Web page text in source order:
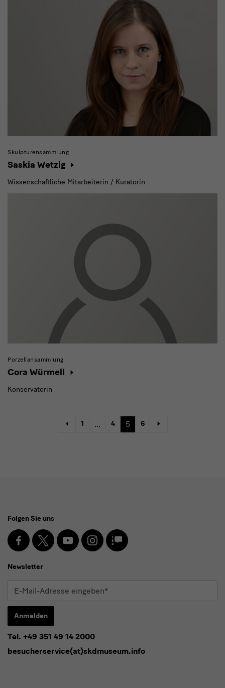
Skulpturensammlung
Saskia Wetzig
Wissenschaftliche Mitarbeiterin / Kuratorin
Porzellansammlung
Cora Würmell
Konservatorin
1 ... 4 5 6
Media
und
Newsletter
Folgen Sie uns
Facebook
X YoutubeInstagramSKD
Blog
Newsletter
E-
Adresse
Anmelden
* Pflichtfeld
Ich stimme derDatenschutzerklärung
Tel. +49 351 49 14 2000
besucherservice(at)skdmuseum.info